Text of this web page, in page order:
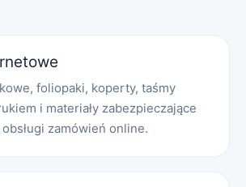
foliopaki, koperty, taśmy
i materiały zabezpieczające
zamówień online.